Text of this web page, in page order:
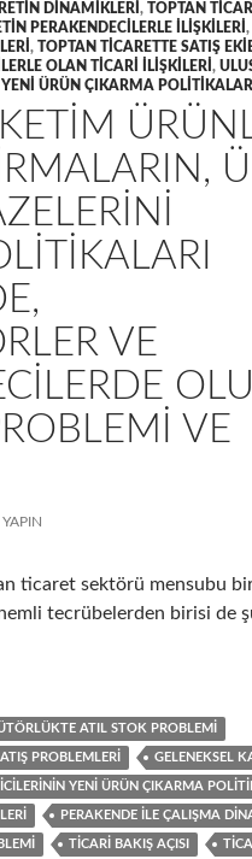
DINAMIKLERI , TOPTAN
PERAKENDECILERLE ILIŞKILERI ,
, TOPTAN TICARETTE SATIŞ
OLAN TICARI ILIŞKILERI ,
ÜRÜN ÇIKARMA POLITIKALARI
VE
VE
ticaret sektörü mensubu
tecrübelerden birisi de
firmaların, ürün çeşit
ATIL STOK PROBLEMI
PROBLEMLERI GELENEKSEL
YENI ÜRÜN ÇIKARMA
PERAKENDE ILE ÇALIŞMA
TICARI BAKIŞ AÇISI